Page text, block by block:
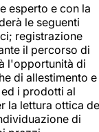
esperto e con la
le seguenti
registrazione
il percorso di
l'opportunità di
di allestimento e
i prodotti al
la lettura ottica
di